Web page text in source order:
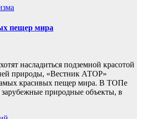
пещер мира
насладиться подземной красотой
природы, «Вестник АТОР»
красивых пещер мира. В ТОПе
зарубежные природные объекты, в